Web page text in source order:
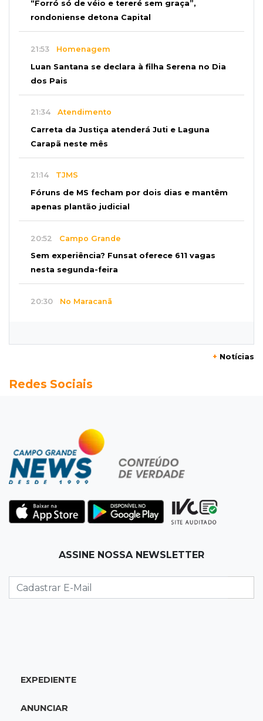
“Forró só de véio e tereré sem graça”,
rondoniense detona Capital
21:53 Homenagem
Luan Santana se declara à filha Serena no Dia
dos Pais
21:34 Atendimento
Carreta da Justiça atenderá Juti e Laguna
Carapã neste mês
21:14 TJMS
Fóruns de MS fecham por dois dias e mantêm
apenas plantão judicial
20:52 Campo Grande
Sem experiência? Funsat oferece 611 vagas
nesta segunda-feira
20:30 No Maracanã
Seleções em MS têm salários de até R$ 8,2 mil;
Jardim Itatiaia
Vigia é amarrado durante roubo de carro e
dois caminhões em pátio
Corinthians vence Bragantino por 2 a 0 e sobe
para 7º no Brasileirão
Na Vila Belmiro
lugar no Brasileirão
18:33Em 2022
adolescente atropelada no Amazonas
+ Notícias
Redes Sociais
ASSINE NOSSA NEWSLETTER
EXPEDIENTE
ANUNCIAR